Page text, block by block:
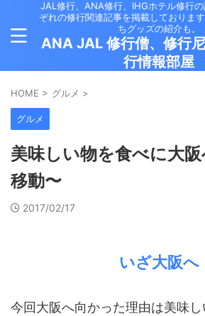
JAL修行、ANA修行、IHGホテル修行
ぞれの修行関連記事を掲載しておりま
ちグッズの紹介も。
ANA JAL 修行僧、修行
行情報部屋
HOME > グルメ >
グルメ
美味しい物を食べに大
移動〜
2017/02/17
いざ大阪へ
今回大阪へ向かった理由は美味し